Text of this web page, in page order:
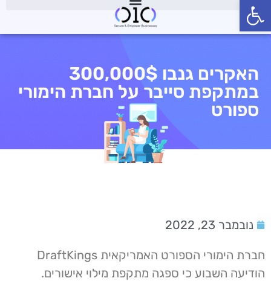
פתח סרגל נגישות
האקרים גנבו 300,000$
במתקפת סייבר על חברת הימורי
ספורט
נובמבר 23, 2022
חברת הימורי הספורט האמריקאית DraftKings
הודיעה השבוע כי ספגה מתקפת מילוי אישורים.